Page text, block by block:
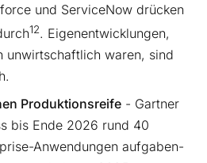
und ServiceNow drücken
12. Eigenentwicklungen,
unwirtschaftlich waren, sind
Produktionsreife - Gartner
bis Ende 2026 rund 40
Anwendungen aufgaben-